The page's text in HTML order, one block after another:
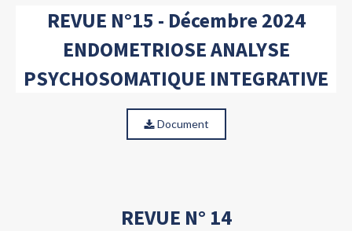
REVUE N°15 - Décembre 2024
ENDOMETRIOSE ANALYSE
PSYCHOSOMATIQUE INTEGRATIVE
Document
REVUE N° 14